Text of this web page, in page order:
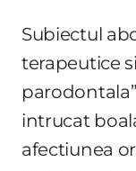
Subiectul
terapeutice
intrucat
afectiunea